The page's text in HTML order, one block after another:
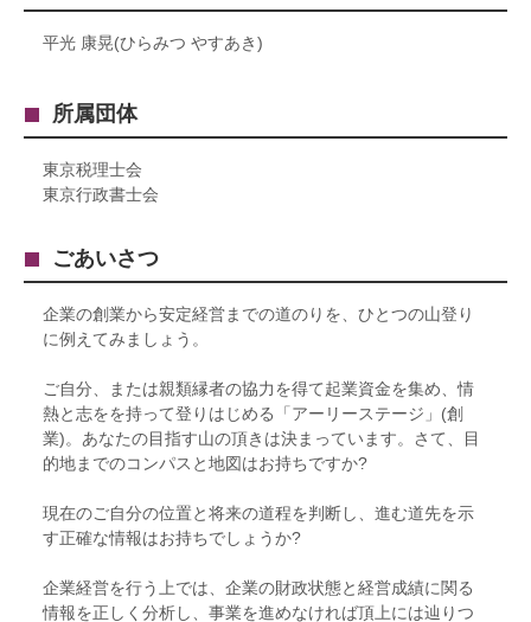
平光 康晃(ひらみつ やすあき)
所属団体
東京税理士会
東京行政書士会
ごあいさつ
企業の創業から安定経営までの道のりを、ひとつの山登り
に例えてみましょう。
ご自分、または親類縁者の協力を得て起業資金を集め、情
熱と志をを持って登りはじめる「アーリーステージ」(創
業)。あなたの目指す山の頂きは決まっています。さて、目
的地までのコンパスと地図はお持ちですか?
現在のご自分の位置と将来の道程を判断し、進む道先を示
す正確な情報はお持ちでしょうか?
企業経営を行う上では、企業の財政状態と経営成績に関る
情報を正しく分析し、事業を進めなければ頂上には辿りつ